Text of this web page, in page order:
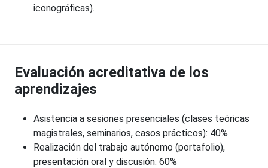
iconográficas).
Evaluación acreditativa de los
aprendizajes
Asistencia a sesiones presenciales (clases teóricas
magistrales, seminarios, casos prácticos): 40%
Realización del trabajo autónomo (portafolio),
presentación oral y discusión: 60%